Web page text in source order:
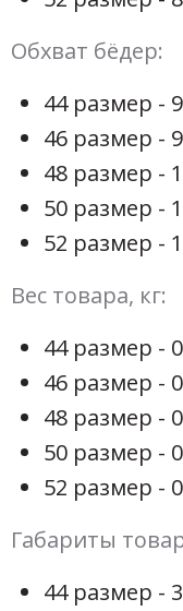
Обхват бёдер:
44 размер -
46 размер -
48 размер -
50 размер -
52 размер -
Вес товара, кг:
44 размер -
46 размер -
48 размер -
50 размер -
52 размер -
Габариты
44 размер -